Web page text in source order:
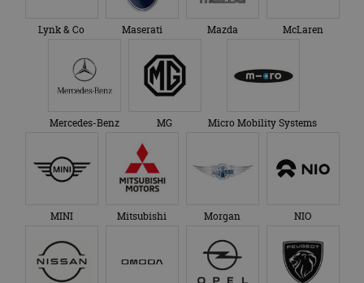
Lynk & Co Maserati Mazda McLaren
Mercedes-Benz MG Micro Mobility Systems
MINI Mitsubishi Morgan NIO